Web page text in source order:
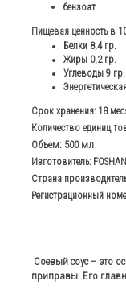
бензоат
Пищевая ценность в
Белки 8,4 гр.
Жиры 0,2 гр.
Углеводы 9 гр.
Срок хранения: 18
Количество единиц
Объем: 500 мл
Изготовитель:
Страна
Регистрационный
Соевый соус – это
приправы. Его